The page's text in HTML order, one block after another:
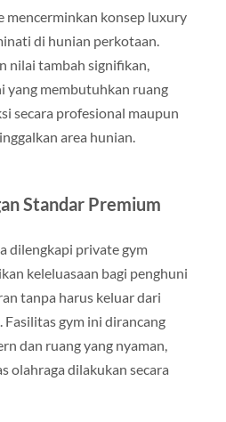
mencerminkan konsep luxury
di hunian perkotaan.
nilai tambah signifikan,
yang membutuhkan ruang
secara profesional maupun
area hunian.
Standar Premium
dilengkapi private gym
keleluasaan bagi penghuni
tanpa harus keluar dari
gym ini dirancang
dan ruang yang nyaman,
olahraga dilakukan secara